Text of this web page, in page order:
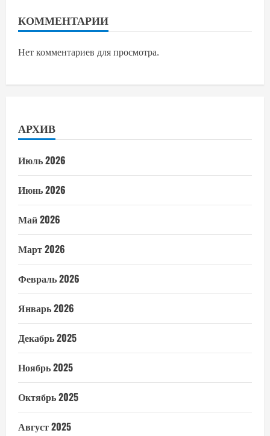
КОММЕНТАРИИ
Нет комментариев для просмотра.
АРХИВ
Июль 2026
Июнь 2026
Май 2026
Март 2026
Февраль 2026
Январь 2026
Декабрь 2025
Ноябрь 2025
Октябрь 2025
Август 2025